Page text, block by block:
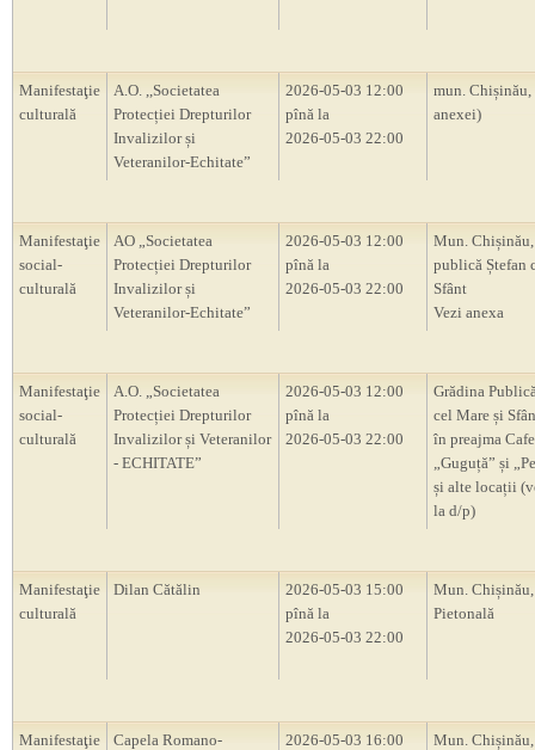
Manifestaţie
culturală
A.O. ,,Societatea
Protecției Drepturilor
Invalizilor și
Veteranilor-Echitate”
2026-05-03 12:00
pînă la
2026-05-03 22:00
mun.
anexei)
Manifestaţie
social-
culturală
AO „Societatea
Protecției Drepturilor
Invalizilor și
Veteranilor-Echitate”
2026-05-03 12:00
pînă la
2026-05-03 22:00
Mun.
publică Ștefan
Sfânt
Vezi anexa
Manifestaţie
social-
culturală
A.O. „Societatea
Protecției Drepturilor
Invalizilor și Veteranilor
- ECHITATE”
2026-05-03 12:00
pînă la
2026-05-03 22:00
Grădina
cel Mare și
în preajma
„Guguță” și
și alte locații
la d/p)
Manifestaţie
culturală
Dilan Cătălin
2026-05-03 15:00
pînă la
2026-05-03 22:00
Mun. Chișinău,
Pietonală
Manifestaţie
Capela Romano-
2026-05-03 16:00
Mun.